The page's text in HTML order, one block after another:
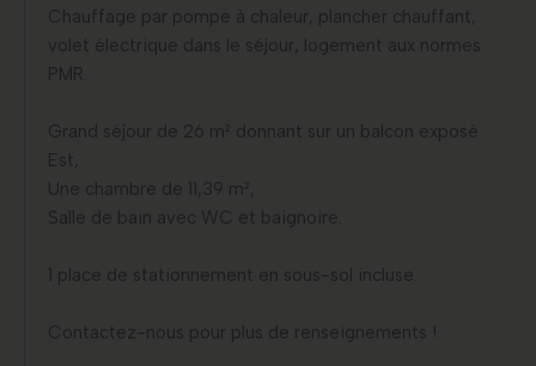
Chauffage par pompe à chaleur, plancher chauffant,
volet électrique dans le séjour, logement aux normes
PMR.
Grand séjour de 26 m² donnant sur un balcon exposé
Est,
Une chambre de 11,39 m²,
Salle de bain avec WC et baignoire.
1 place de stationnement en sous-sol incluse.
Contactez-nous pour plus de renseignements !